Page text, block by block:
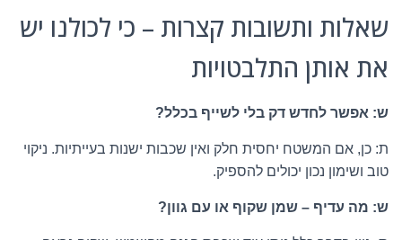
שאלות ותשובות קצרות – כי לכולנו יש
את אותן התלבטויות
ש: אפשר לחדש דק בלי לשייף בכלל?
ת: כן, אם המשטח יחסית חלק ואין שכבות ישנות בעייתיות. ניקוי
טוב ושימון נכון יכולים להספיק.
ש: מה עדיף – שמן שקוף או עם גוון?